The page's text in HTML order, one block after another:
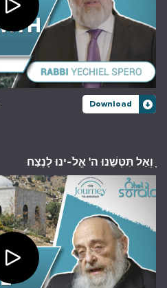
Download
ָ וְאַל תִּטְּשֵׁנוּ ה' אֱלֹ-ינוּ לָנֶצַח